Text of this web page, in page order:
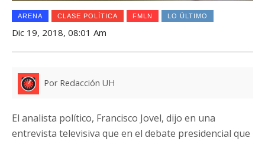
ARENA CLASE POLÍTICA FMLN LO ÚLTIMO
Dic 19, 2018, 08:01 Am
Por Redacción UH
El analista político, Francisco Jovel, dijo en una
entrevista televisiva que en el debate presidencial que